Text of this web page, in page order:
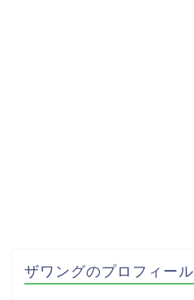
ザワングのプロフィール